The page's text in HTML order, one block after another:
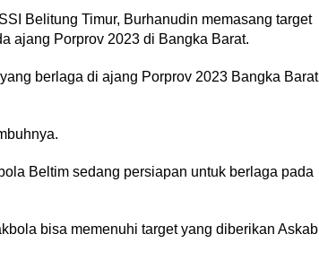
Belitung Timur, Burhanudin memasang target
ajang Porprov 2023 di Bangka Barat.
berlaga di ajang Porprov 2023 Bangka Barat
Beltim sedang persiapan untuk berlaga pada
bisa memenuhi target yang diberikan Askab